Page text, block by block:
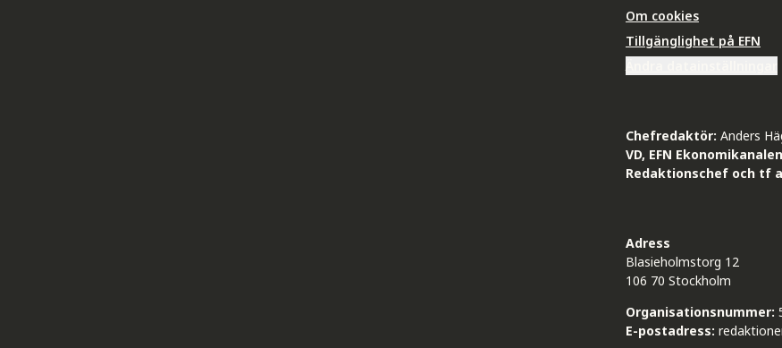
Om cookies
Tillgänglighet på EFN
Chefredaktör: Anders
VD, EFN
Redaktionschef och tf
Adress
Blasieholmstorg 12
106 70 Stockholm
Organisationsnummer:
E-postadress: